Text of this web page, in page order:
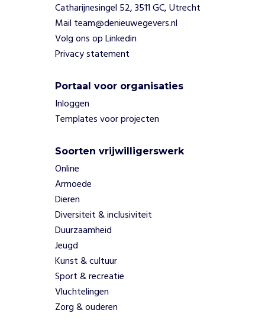
Catharijnesingel 52, 3511 GC, Utrecht
Mail team@denieuwegevers.nl
Volg ons op Linkedin
Privacy statement
Portaal voor organisaties
Inloggen
Templates voor projecten
Soorten vrijwilligerswerk
Online
Armoede
Dieren
Diversiteit & inclusiviteit
Duurzaamheid
Jeugd
Kunst & cultuur
Sport & recreatie
Vluchtelingen
Zorg & ouderen